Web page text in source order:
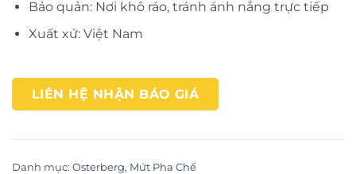
Bảo quản: Nơi khô ráo, tránh ánh nắng trực tiếp
Xuất xứ: Việt Nam
LIÊN HỆ NHẬN BÁO GIÁ
Danh mục: Osterberg, Mứt Pha Chế